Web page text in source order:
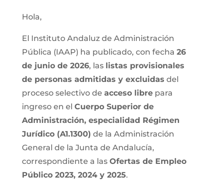
Hola,
El Instituto Andaluz de Administración
Pública (IAAP) ha publicado, con fecha 26
de junio de 2026, las listas provisionales
de personas admitidas y excluidas del
proceso selectivo de acceso librepara
ingreso en el Cuerpo Superior de
Administración, especialidad Régimen
Jurídico (A1.1300) de la Administración
General de la Junta de Andalucía,
correspondiente a las Ofertas de Empleo
Público 2023, 2024 y 2025.